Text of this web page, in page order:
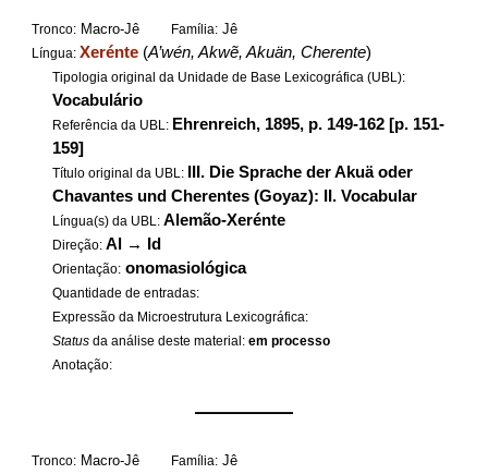
Tronco: Macro-Jê Família: Jê
Língua:Xerénte (A’wén, Akwẽ, Akuän, Cherente)
Tipologia original da Unidade de Base Lexicográfica (UBL):
Vocabulário
Referência da UBL: Ehrenreich, 1895, p. 149-162 [p. 151-
159]
Título original da UBL:
III. Die Sprache der Akuä oder
Chavantes und Cherentes (Goyaz): II. Vocabular
Língua(s) da UBL:Alemão-Xerénte
Direção:Al → Id
Orientação: onomasiológica
Quantidade de entradas:
Expressão da Microestrutura Lexicográfica:
Status da análise deste material:em processo
Anotação:
——————
Tronco: Macro-Jê Família: Jê